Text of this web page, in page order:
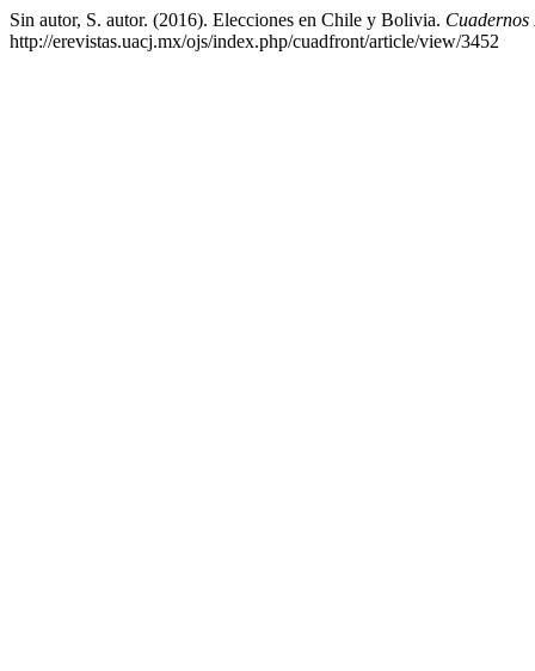
Sin autor, S. autor. (2016). Elecciones en Chile y Bolivia. Cuadernos
http://erevistas.uacj.mx/ojs/index.php/cuadfront/article/view/3452